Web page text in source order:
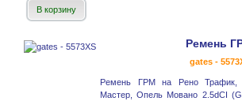
В корзину
Ремень
gates -
Ремень ГРМ на Рено Трафик,
Мастер, Опель Мовано 2.5dCI